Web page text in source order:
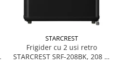
STARCREST
Frigider cu 2 usi retro
STARCREST SRF-208BK, 208 L,